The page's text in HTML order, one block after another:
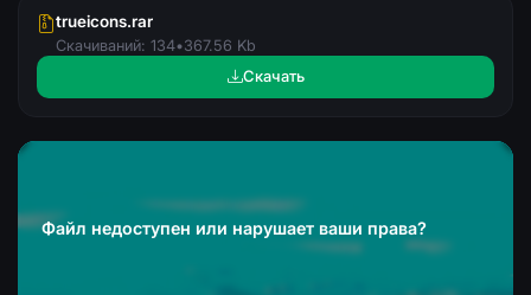
trueicons.rar
Скачиваний: 134•367.56 Kb
Скачать
Файл недоступен или нарушает ваши права?